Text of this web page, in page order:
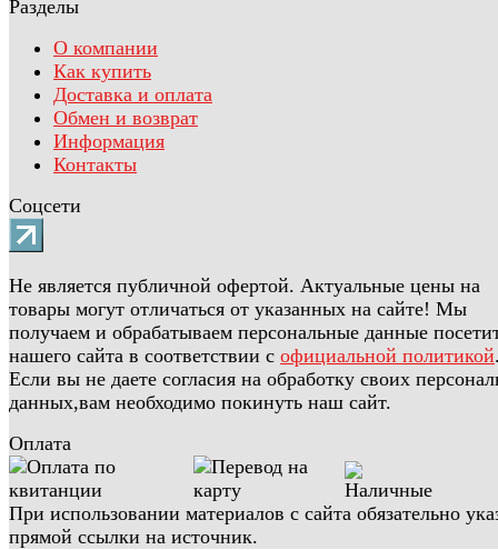
Разделы
О компании
Как купить
Доставка и оплата
Обмен и возврат
Информация
Контакты
Соцсети
Не является публичной офертой. Актуальные цены на
товары могут отличаться от указанных на сайте! Мы
получаем и обрабатываем персональные данные
нашего сайта в соответствии с официальной политикой
Если вы не даете согласия на обработку своих
данных,вам необходимо покинуть наш сайт.
Оплата
При использовании материалов с сайта обязательно
прямой ссылки на источник.